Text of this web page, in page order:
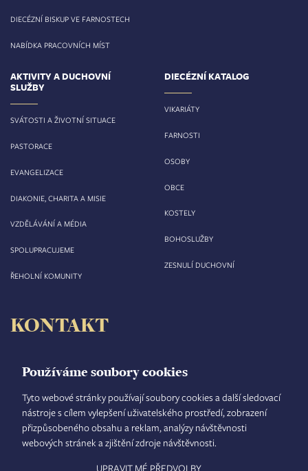
Používáme soubory cookies
Tyto webové stránky používají soubory cookies a další sledovací
nástroje s cílem vylepšení uživatelského prostředí, zobrazení
přizpůsobeného obsahu a reklam, analýzy návštěvnosti
webových stránek a zjištění zdroje návštěvnosti.
UPRAVIT MÉ PŘEDVOLBY
DIECÉZNÍ BISKUP VE FARNOSTECH
NABÍDKA PRACOVNÍCH MÍST
AKTIVITY A DUCHOVNÍ
SLUŽBY
SVÁTOSTI A ŽIVOTNÍ SITUACE
PASTORACE
EVANGELIZACE
DIAKONIE, CHARITA A MISIE
VZDĚLÁVÁNÍ A MÉDIA
SPOLUPRACUJEME
ŘEHOLNÍ KOMUNITY
DIECÉZNÍ KATALOG
VIKARIÁTY
FARNOSTI
OSOBY
OBCE
KOSTELY
BOHOSLUŽBY
ZESNULÍ DUCHOVNÍ
KONTAKT
Velké náměstí 35/44
500 03 Hradec Králové
tel.: +420 495 063 611
IČO: 00 44 51 34
DIČ: CZ 00 44 51 34
Číslo účtu: 1006010044/5500
TISKOVÝ MLUVČÍ INTRANET MAPA STRÁNEK